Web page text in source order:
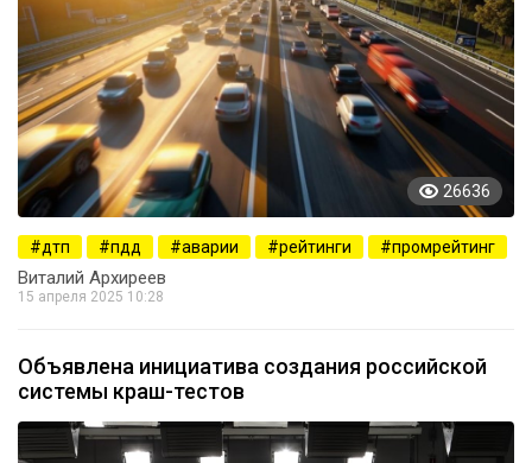
26636
дтп пдд аварии рейтинги промрейтинг
Виталий Архиреев
15 апреля 2025 10:28
Объявлена инициатива создания российской
системы краш-тестов